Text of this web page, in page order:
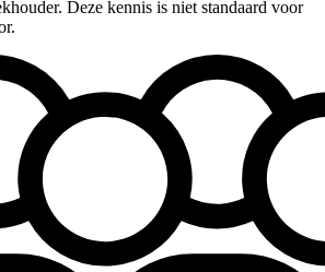
Deze kennis is niet standaard voor